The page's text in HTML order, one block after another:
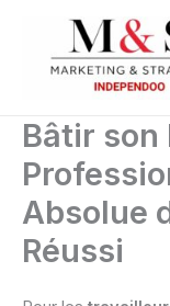
contenu
Bâtir son
Absolue
Réussi